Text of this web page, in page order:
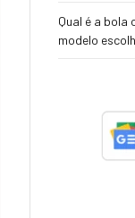
Qual é a bola
modelo